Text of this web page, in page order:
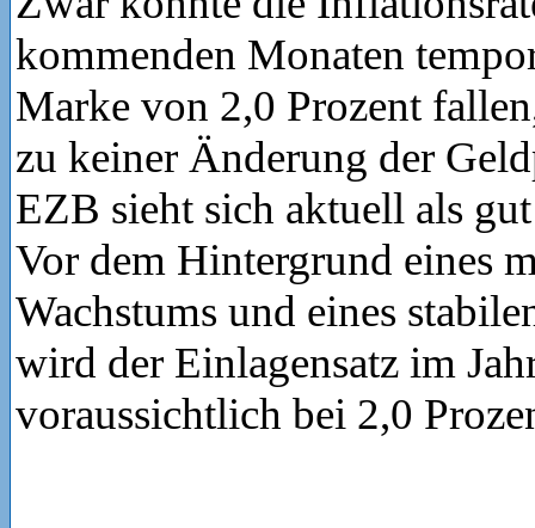
kommenden Monaten
Marke von 2,0 Prozent
zu keiner Änderung der
EZB sieht sich aktuell als
Vor dem Hintergrund eines
Wachstums und eines
wird der Einlagensatz im
voraussichtlich bei 2,0